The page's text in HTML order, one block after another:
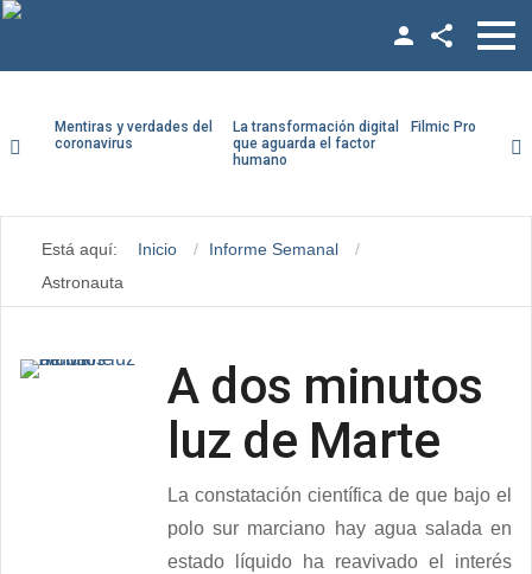
YouTube
LinkedIn
Mentiras y verdades del
coronavirus
La transformación digital
que aguarda el factor
humano
Filmic Pro paso a
Está aquí: Inicio
Informe Semanal
Astronauta
A dos minutos
luz de Marte
La constatación científica de que bajo el
polo sur marciano hay agua salada en
estado líquido ha reavivado el interés
Recuérdeme
¿Recordar contraseña? ¿Recordar usuario?